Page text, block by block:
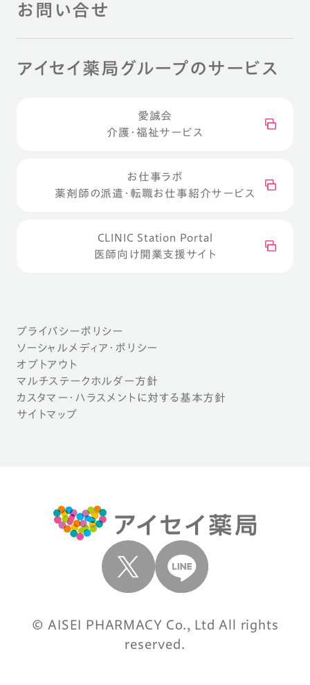
お問い合せ
アイセイ薬局グループのサービス
愛誠会
介護・福祉サービス
お仕事ラボ
薬剤師の派遣・転職お仕事紹介サービス
CLINIC Station Portal
医師向け開業支援サイト
プライバシーポリシー
ソーシャルメディア・ポリシー
オプトアウト
マルチステークホルダー方針
カスタマー・ハラスメントに対する基本方針
サイトマップ
© AISEI PHARMACY Co., Ltd All rights
reserved.